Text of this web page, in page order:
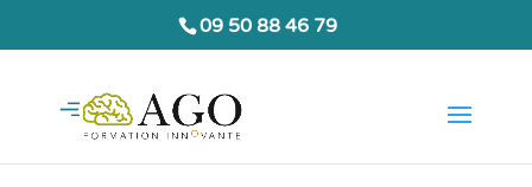
09 50 88 46 79